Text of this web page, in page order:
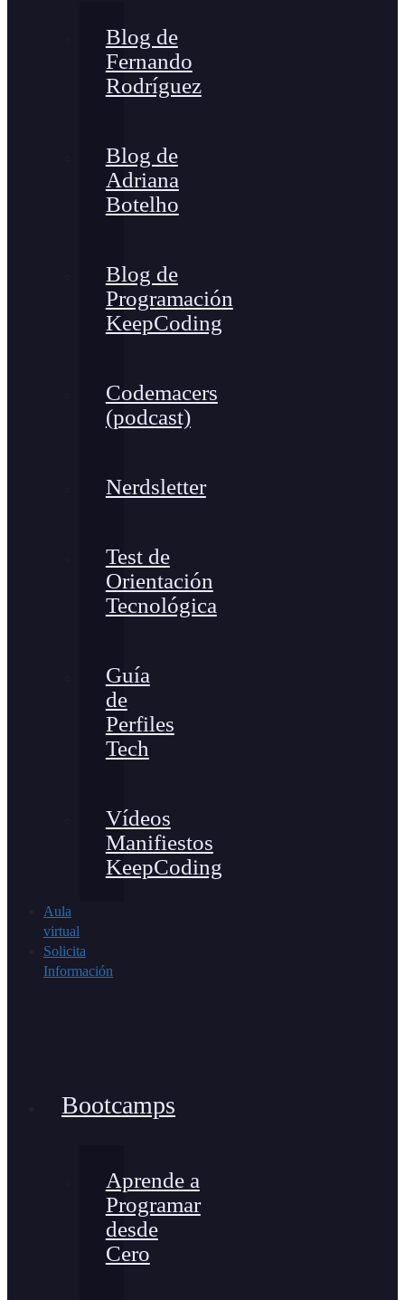
Blog de
Fernando
Rodríguez
Blog de
Adriana
Botelho
Blog de
Programación
KeepCoding
Codemacers
(podcast)
Nerdsletter
Test de
Orientación
Tecnológica
Guía
de
Perfiles
Tech
Vídeos
Manifiestos
KeepCoding
Aula
virtual
Solicita
Información
Bootcamps
Aprende a
Programar
desde
Cero